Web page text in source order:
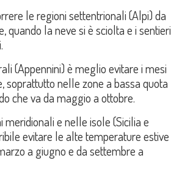
le regioni settentrionali (Alpi) da
quando la neve si è sciolta e i sentieri
(Appennini) è meglio evitare i mesi
soprattutto nelle zone a bassa quota
che va da maggio a ottobre.
meridionali e nelle isole (Sicilia e
evitare le alte temperature estive
a giugno e da settembre a